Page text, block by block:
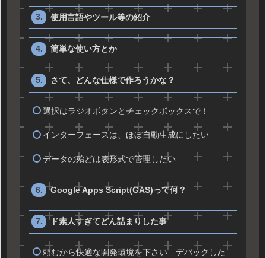
使用言語やツール等の紹介
簡単な使い方とか
さて、どんな仕様で作ろうかな？
選択はラジオボタンとチェックボックスで！
インターフェースは、ほぼ自動生成にしたい
データの殆どは表形式で管理したい
Google Apps Script(GAS)って何？
ド素人すぎてどん詰まりした事
頼むから快適な開発環境を下さい デバックした